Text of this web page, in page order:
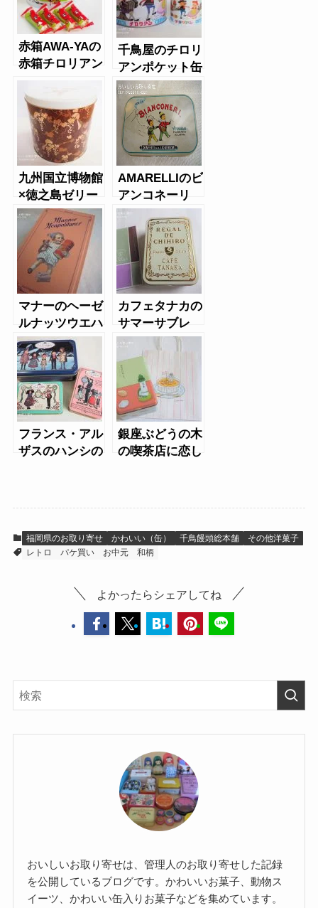
赤箱AWA-YAの
赤箱チロリアン
千鳥屋のチロリ
アンポケット缶
九州国立博物館
×徳之島ゼリー
詰合せ
AMARELLIのビ
アンコネーリ
（缶）・ミック
スラムネ（缶）
マナーのヘーゼ
ルナッツウエハ
ース缶
カフェタナカの
サマーサブレ
ホワイト缶
フランス・アル
ザスのハンシの
銀座ぶどうの木
の喫茶店に恋し
福岡県のお取り寄せ かわいい（缶） 千鳥饅頭総本舗
その他洋菓子
レトロ
パケ買い お中元 和柄
よかったらシェアしてね
おいしいお取り寄せは、管理人のお取り寄せした記録
を公開しているブログです。かわいいお菓子、動物ス
イーツ、かわいい缶入りお菓子などを集めています。